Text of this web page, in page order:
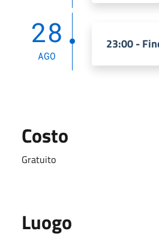
28
AGO
23:00 -
Costo
Gratuito
Luogo